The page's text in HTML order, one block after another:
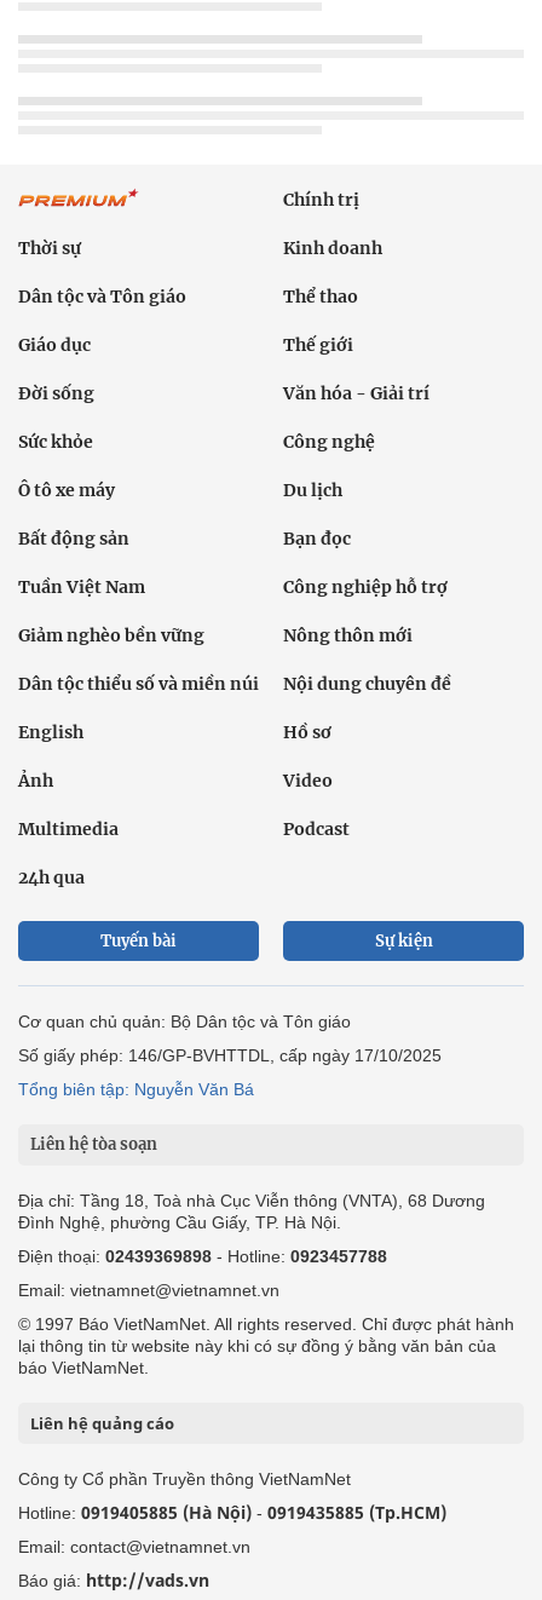
Chính trị
Thời sự Kinh doanh
Dân tộc và Tôn giáo Thể thao
Giáo dục Thế giới
Đời sống Văn hóa - Giải trí
Sức khỏe Công nghệ
Ô tô xe máy Du lịch
Bất động sản Bạn đọc
Tuần Việt Nam Công nghiệp hỗ trợ
Giảm nghèo bền vững Nông thôn mới
Dân tộc thiểu số và miền núi Nội dung chuyên đề
English Hồ sơ
Ảnh Video
Multimedia Podcast
24h qua
Tuyến bài Sự kiện
Cơ quan chủ quản: Bộ Dân tộc và Tôn giáo
Số giấy phép: 146/GP-BVHTTDL, cấp ngày 17/10/2025
Tổng biên tập: Nguyễn Văn Bá
Liên hệ tòa soạn
Địa chỉ: Tầng 18, Toà nhà Cục Viễn thông (VNTA), 68 Dương
Đình Nghệ, phường Cầu Giấy, TP. Hà Nội.
Điện thoại: 02439369898 - Hotline: 0923457788
Email: vietnamnet@vietnamnet.vn
© 1997 Báo VietNamNet. All rights reserved. Chỉ được phát hành
lại thông tin từ website này khi có sự đồng ý bằng văn bản của
báo VietNamNet.
Liên hệ quảng cáo
Công ty Cổ phần Truyền thông VietNamNet
Hotline: 0919405885 (Hà Nội) - 0919435885 (Tp.HCM)
Email: contact@vietnamnet.vn
Báo giá: http://vads.vn